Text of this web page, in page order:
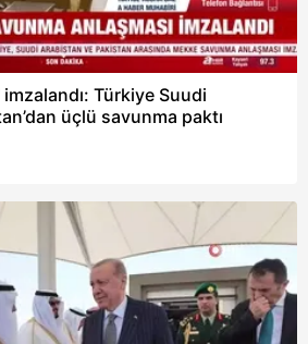
olarak kullanılan çerezlerle ilgili bilgi
.
Türkiye Suudi
üçlü savunma paktı